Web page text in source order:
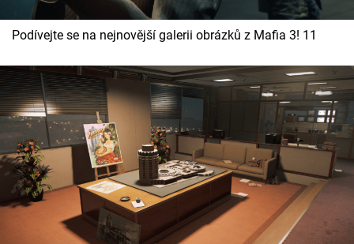
Podívejte se na nejnovější galerii obrázků z Mafia 3! 11